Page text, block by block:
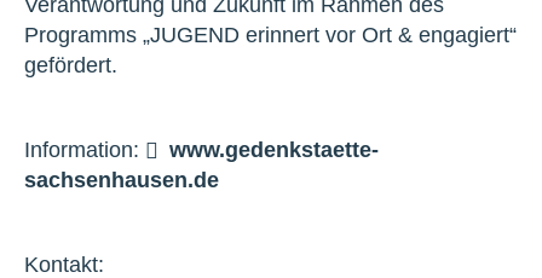
Programms „JUGEND erinnert vor Ort & engagiert“
gefördert.
Information:
www.gedenkstaette-
sachsenhausen.de
Kontakt: